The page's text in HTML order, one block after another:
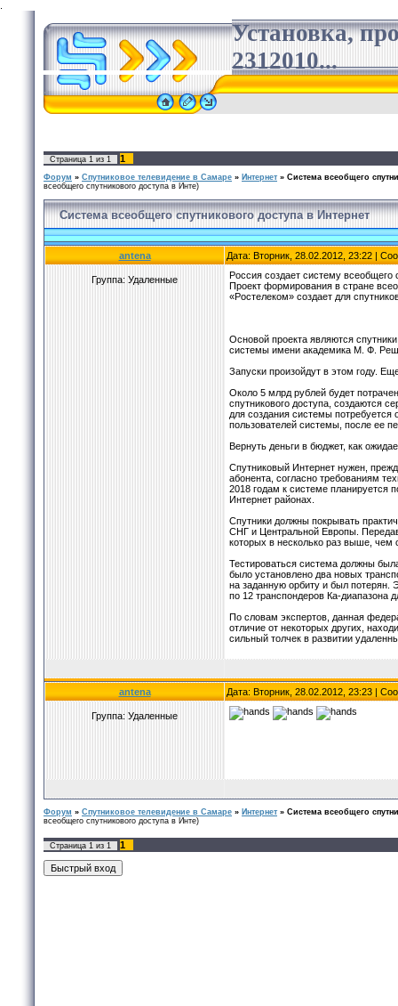
Установка,
2312010...
Страница 1 из 1 1
Форум » Спутниковое телевидение в Самаре » Интернет » Система всеобщего
всеобщего спутникового доступа в Инте)
Система всеобщего спутникового доступа в Интернет
antena Дата: Вторник, 28.02.2012, 23:22 |
Группа: Удаленные
Россия создает систему всеобщего
Проект формирования в стране
«Ростелеком» создает для
Основой проекта являются
системы имени академика М. Ф.
Запуски произойдут в этом году.
Около 5 млрд рублей будет
спутникового доступа, создаются
для создания системы потребуется
пользователей системы, после ее
Вернуть деньги в бюджет, как
Спутниковый Интернет нужен,
абонента, согласно требованиям
2018 годам к системе планируется
Интернет районах.
Спутники должны покрывать
СНГ и Центральной Европы.
которых в несколько раз выше, чем
Тестироваться система должны
было установлено два новых
на заданную орбиту и был потерян.
по 12 транспондеров Ка-диапазона
По словам экспертов, данная
отличие от некоторых других,
сильный толчек в развитии
antena Дата: Вторник, 28.02.2012, 23:23 |
Группа: Удаленные
Форум » Спутниковое телевидение в Самаре » Интернет » Система всеобщего
всеобщего спутникового доступа в Инте)
Страница 1 из 1 1